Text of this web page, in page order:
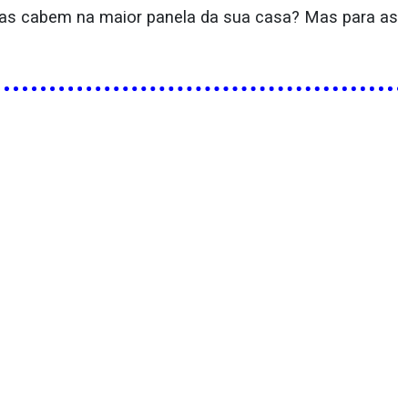
cabem na maior panela da sua casa? Mas para as